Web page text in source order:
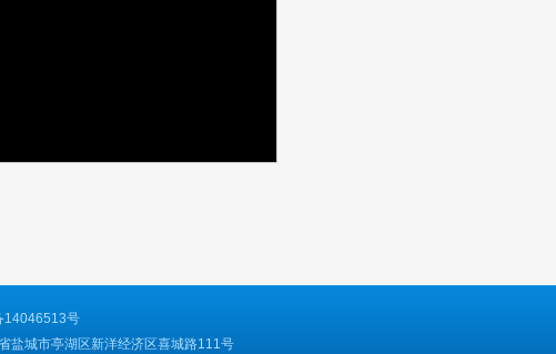
14046513号
盐城市亭湖区新洋经济区喜城路111号